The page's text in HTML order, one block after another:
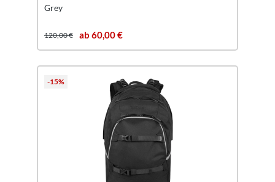
Grey
120,00 € ab 60,00 €
-15%